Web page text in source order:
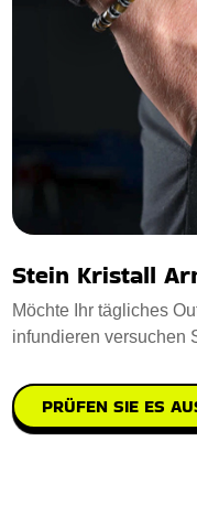
Stein Kristall
Möchte Ihr tägliches
infundieren versuchen
PRÜFEN SIE ES